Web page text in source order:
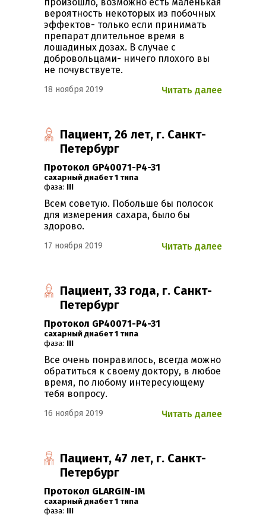
произошло, возможно есть маленькая
вероятность некоторых из побочных
эффектов- только если принимать
препарат длительное время в
лошадиных дозах. В случае с
добровольцами- ничего плохого вы
не почувствуете.
Читать далее
18 ноября 2019
Пациент, 26 лет, г. Санкт-
Петербург
Протокол GP40071-P4-31
Сахарный диабет 1 типа
фаза: III
Всем советую. Побольше бы полосок
для измерения сахара, было бы
здорово.
Читать далее
17 ноября 2019
Пациент, 33 года, г. Санкт-
Петербург
Протокол GP40071-P4-31
Сахарный диабет 1 типа
фаза: III
Все очень понравилось, всегда можно
обратиться к своему доктору, в любое
время, по любому интересующему
тебя вопросу.
Читать далее
16 ноября 2019
Пациент, 47 лет, г. Санкт-
Петербург
Протокол GLARGIN-IM
Сахарный диабет 1 типа
фаза: III